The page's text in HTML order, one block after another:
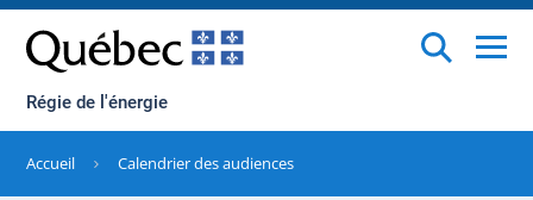
Régie de l'énergie
Accueil Calendrier des audiences